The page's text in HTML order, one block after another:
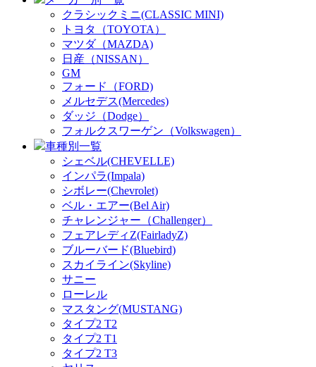
クラシックミニ(CLASSIC MINI)
トヨタ（TOYOTA）
マツダ（MAZDA)
日産（NISSAN）
GM
フォード（FORD)
メルセデス(Mercedes)
ダッジ（Dodge）
フォルクスワーゲン（Volkswagen）
車種別一覧
シェベル(CHEVELLE)
インパラ(Impala)
シボレー(Chevrolet)
ベル・エアー(Bel Air)
チャレンジャー（Challenger）
フェアレディZ(FairladyZ)
ブルーバード(Bluebird)
スカイライン(Skyline)
サニー
ローレル
マスタング(MUSTANG)
タイプ2 T2
タイプ2 T1
タイプ2 T3